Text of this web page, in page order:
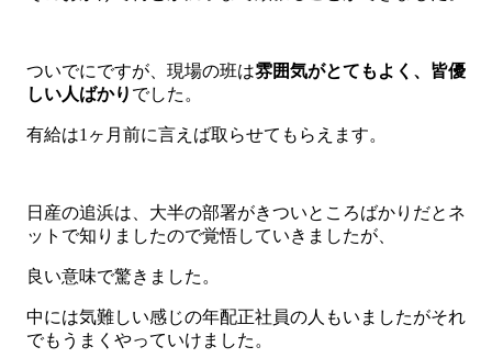
ついでにですが、現場の班は雰囲気がとてもよく、皆優
しい人ばかり でした。
有給は1ヶ月前に言えば取らせてもらえます。
日産の追浜は、大半の部署がきついところばかりだとネ
ットで知りましたので覚悟していきましたが、
良い意味で驚きました。
中には気難しい感じの年配正社員の人もいましたがそれ
でもうまくやっていけました。